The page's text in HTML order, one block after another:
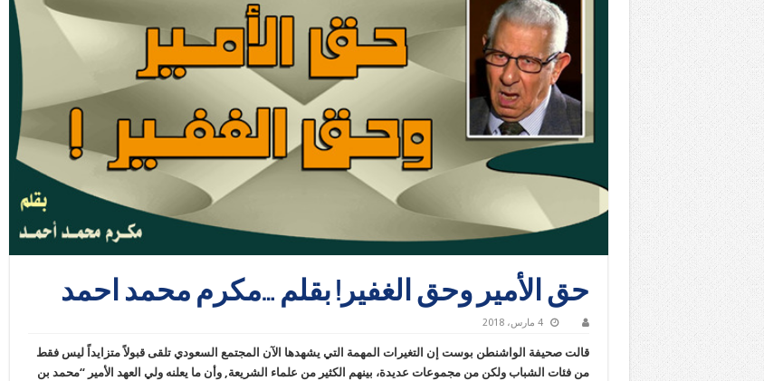
حق الأمير وحق الغفير! بقلم …مكرم محمد احمد
4 مارس، 2018
قالت صحيفة الواشنطن بوست إن التغيرات المهمة التي يشهدها الآن المجتمع السعودي تلقى قبولاً متزايداً ليس فقط
من فئات الشباب ولكن من مجموعات عديدة، بينهم الكثير من علماء الشريعة, وأن ما يعلنه ولي العهد الأمير “محمد بن